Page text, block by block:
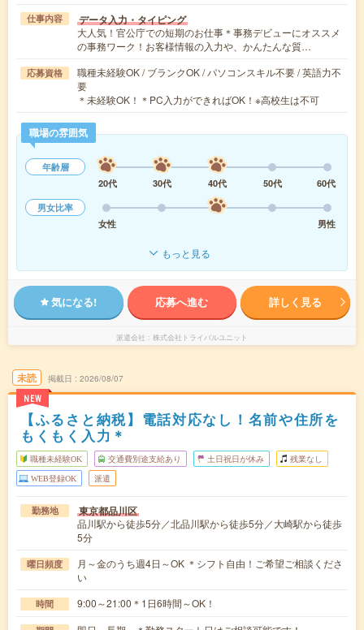
仕事内容 データ入力・タイピング
大人気！官公庁での短期のお仕事＊事務デビューにオススメ
の事務ワーク！お客様情報の入力や、かんたんな質…
応募資格
職種未経験OK / ブランクOK / パソコンスキル不要 / 英語力不
要
＊未経験OK！＊PC入力ができればOK！※高校生は不可
職場の雰囲気
年齢層
20代
30代 40代 50代
60代
男女比率
女性
男性
もっと見る
気になる! 応募へ進む 詳しく見る
派遣会社 株式会社トライバルユニット
未読
NEW
掲載日 2026/08/07
【ふるさと納税】電話対応なし！名前や住所を
もくもく入力＊
職種未経験OK 交通費別途支給あり 土日祝日が休み 残業なし
WEB登録OK 派遣
勤務地 東京都品川区
品川駅から徒歩5分／北品川駅から徒歩5分／大崎駅から徒歩
5分
曜日頻度
月～金のうち週4日～OK ＊シフト自由！ご希望ご相談くださ
い
時間 9:00～21:00＊1日6時間～OK！